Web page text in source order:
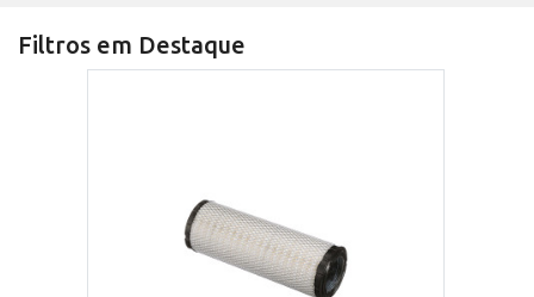
Filtros em Destaque